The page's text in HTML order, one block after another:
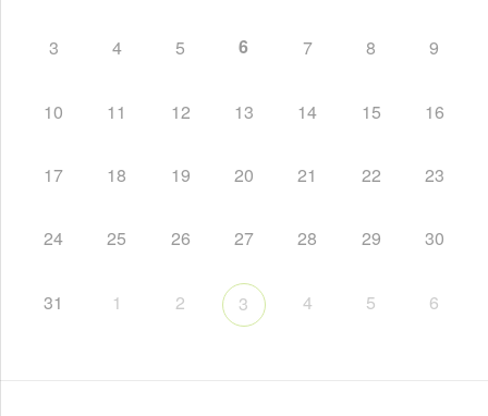
3 4 5 6 7 8 9
10 11 12 13 14 15 16
17 18 19 20 21 22 23
24 25 26 27 28 29 30
31 1 2 3 4 5 6